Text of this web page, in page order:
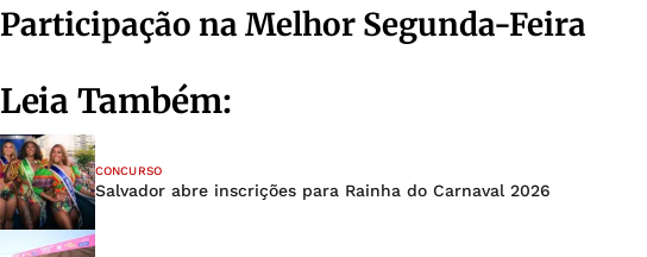
Participação na Melhor Segunda-Feira
Leia Também:
CONCURSO
Salvador abre inscrições para Rainha do Carnaval 2026